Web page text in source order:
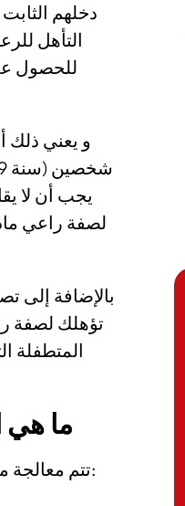
للحصول
لصفة راعي
تؤهلك لصفة
المتطفلة
ما هي
تتم معالجة مختلف أنواع مصادر الدخل بشكل مختلف بهدف الهجرة و هي تتمثل في ما يلي: